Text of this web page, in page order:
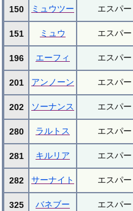
150 ミュウツー エスパー
151 ミュウ エスパー
196 エーフィ エスパー
201 アンノーン エスパー
202 ソーナンス エスパー
280 ラルトス エスパー
281 キルリア エスパー
282 サーナイト エスパー
325 バネブー エスパー